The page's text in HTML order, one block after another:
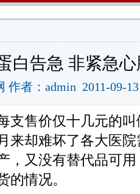
白告急 非紧急
作者：admin 2011-09-
支售价仅十几元的叫
来却难坏了各大医
，又没有替代品可
的情况。